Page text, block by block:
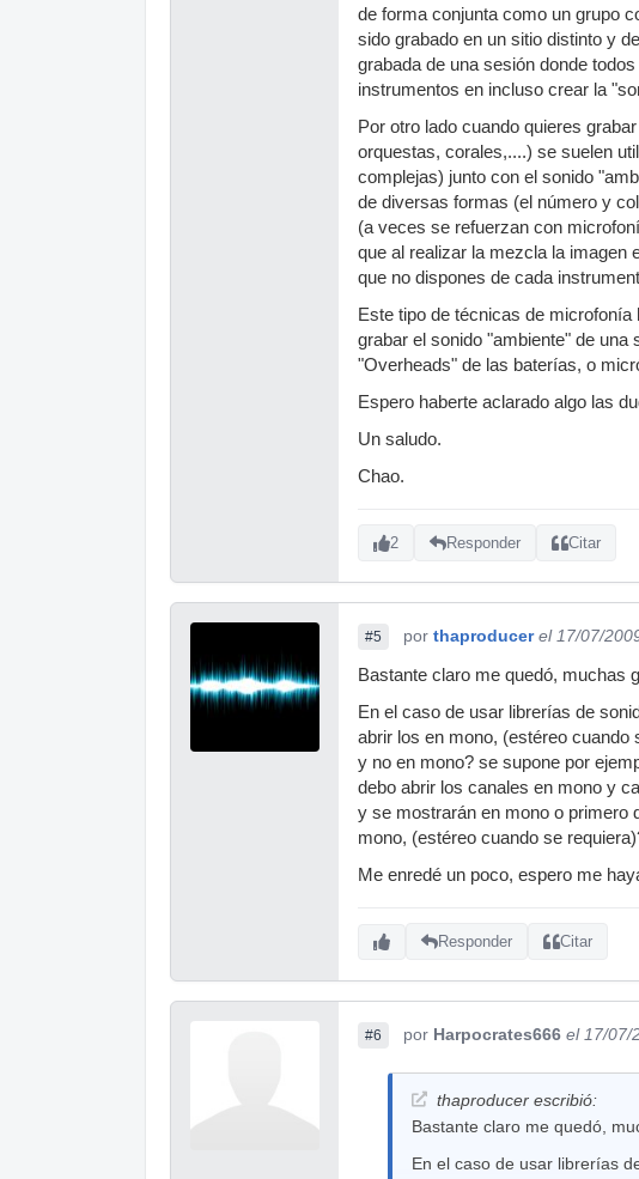
de forma conjunta como un grupo
sido grabado en un sitio distinto y
grabada de una sesión donde
instrumentos en incluso crear la
Por otro lado cuando quieres
orquestas, corales,....) se suelen
complejas) junto con el sonido
de diversas formas (el número y
(a veces se refuerzan con
que al realizar la mezcla la imagen
que no dispones de cada
Este tipo de técnicas de
grabar el sonido "ambiente" de
"Overheads" de las baterías, o
Espero haberte aclarado algo las
Un saludo.
Chao.
2 Responder Citar
#5 por thaproducer el 17/07/
Bastante claro me quedó, muchas
En el caso de usar librerías de
abrir los en mono, (estéreo
y no en mono? se supone por
debo abrir los canales en mono y
y se mostrarán en mono o primero
mono, (estéreo cuando se
Me enredé un poco, espero me
Responder Citar
#6 por Harpocrates666 el 17/07/
thaproducer escribió:
Bastante claro me quedó,
En el caso de usar librerías